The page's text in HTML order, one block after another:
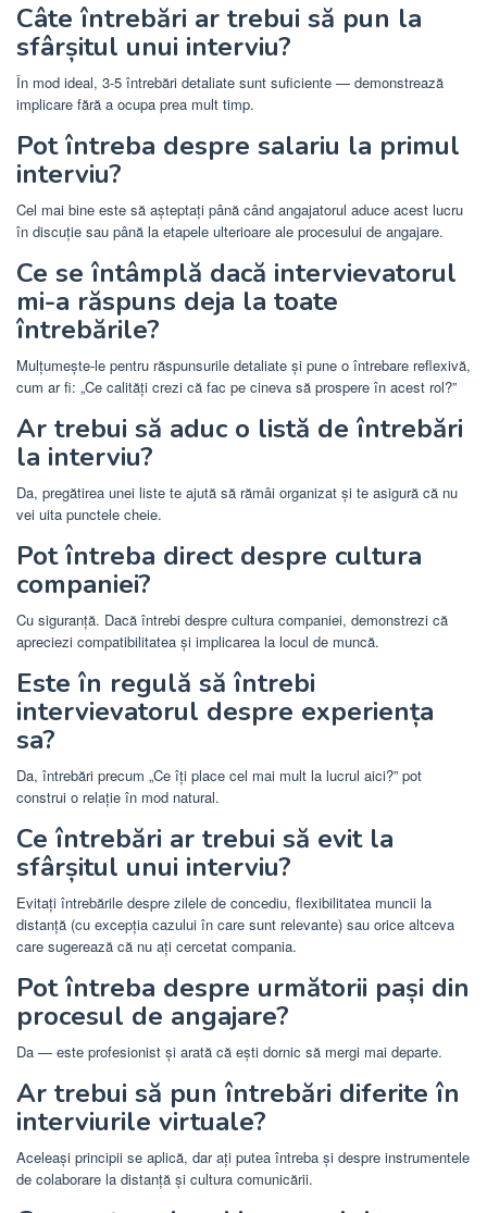
Câte întrebări ar trebui să pun la
sfârșitul unui interviu?
În mod ideal, 3-5 întrebări detaliate sunt suficiente — demonstrează
implicare fără a ocupa prea mult timp.
Pot întreba despre salariu la primul
interviu?
Cel mai bine este să așteptați până când angajatorul aduce acest lucru
în discuție sau până la etapele ulterioare ale procesului de angajare.
Ce se întâmplă dacă intervievatorul
mi-a răspuns deja la toate
întrebările?
Mulțumește-le pentru răspunsurile detaliate și pune o întrebare reflexivă,
cum ar fi: „Ce calități crezi că fac pe cineva să prospere în acest rol?”
Ar trebui să aduc o listă de întrebări
la interviu?
Da, pregătirea unei liste te ajută să rămâi organizat și te asigură că nu
vei uita punctele cheie.
Pot întreba direct despre cultura
companiei?
Cu siguranță. Dacă întrebi despre cultura companiei, demonstrezi că
apreciezi compatibilitatea și implicarea la locul de muncă.
Este în regulă să întrebi
intervievatorul despre experiența
sa?
Da, întrebări precum „Ce îți place cel mai mult la lucrul aici?” pot
construi o relație în mod natural.
Ce întrebări ar trebui să evit la
sfârșitul unui interviu?
Evitați întrebările despre zilele de concediu, flexibilitatea muncii la
distanță (cu excepția cazului în care sunt relevante) sau orice altceva
care sugerează că nu ați cercetat compania.
Pot întreba despre următorii pași din
procesul de angajare?
Da — este profesionist și arată că ești dornic să mergi mai departe.
Ar trebui să pun întrebări diferite în
interviurile virtuale?
Aceleași principii se aplică, dar ați putea întreba și despre instrumentele
de colaborare la distanță și cultura comunicării.